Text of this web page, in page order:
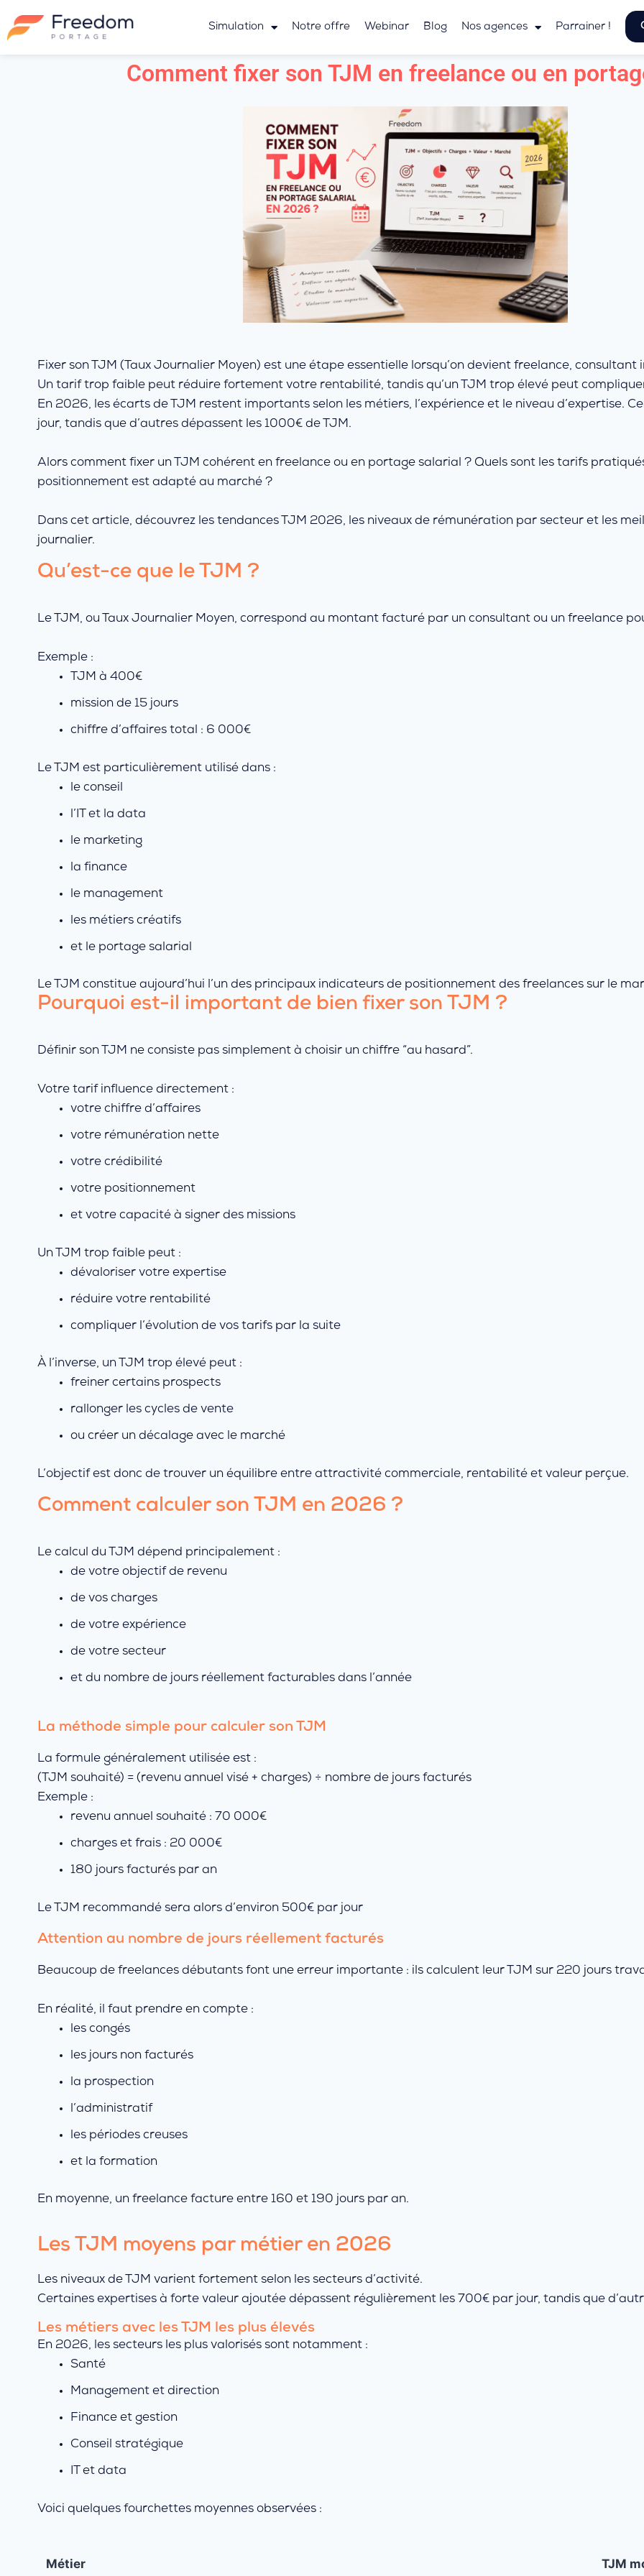
Simulation Notre offre Webinar Blog Nos agences Parrainer !
Comment fixer son TJM en freelance ou en
Fixer son TJM (Taux Journalier Moyen) est une étape essentielle lorsqu’on devient freelance,
Un tarif trop faible peut réduire fortement votre rentabilité, tandis qu’un TJM trop élevé peut
En 2026, les écarts de TJM restent importants selon les métiers, l’expérience et le niveau d’expertise.
jour, tandis que d’autres dépassent les 1000€ de TJM.
Alors comment fixer un TJM cohérent en freelance ou en portage salarial ? Quels sont les tarifs
positionnement est adapté au marché ?
Dans cet article, découvrez les tendances TJM 2026, les niveaux de rémunération par secteur et les
journalier.
Qu’est-ce que le TJM ?
Le TJM, ou Taux Journalier Moyen, correspond au montant facturé par un consultant ou un freelance
Exemple :
TJM à 400€
mission de 15 jours
chiffre d’affaires total : 6 000€
Le TJM est particulièrement utilisé dans :
le conseil
l’IT et la data
le marketing
la finance
le management
les métiers créatifs
et le portage salarial
Le TJM constitue aujourd’hui l’un des principaux indicateurs de positionnement des freelances sur le
Pourquoi est-il important de bien fixer son TJM ?
Définir son TJM ne consiste pas simplement à choisir un chiffre “au hasard”.
Votre tarif influence directement :
votre chiffre d’affaires
votre rémunération nette
votre crédibilité
votre positionnement
et votre capacité à signer des missions
Un TJM trop faible peut :
dévaloriser votre expertise
réduire votre rentabilité
compliquer l’évolution de vos tarifs par la suite
À l’inverse, un TJM trop élevé peut :
freiner certains prospects
rallonger les cycles de vente
ou créer un décalage avec le marché
L’objectif est donc de trouver un équilibre entre attractivité commerciale, rentabilité et valeur perçue.
Comment calculer son TJM en 2026 ?
Le calcul du TJM dépend principalement :
de votre objectif de revenu
de vos charges
de votre expérience
de votre secteur
et du nombre de jours réellement facturables dans l’année
La méthode simple pour calculer son TJM
La formule généralement utilisée est :
(TJM souhaité) = (revenu annuel visé + charges) ÷ nombre de jours facturés
Exemple :
revenu annuel souhaité : 70 000€
charges et frais : 20 000€
180 jours facturés par an
Le TJM recommandé sera alors d’environ 500€ par jour
Attention au nombre de jours réellement facturés
Beaucoup de freelances débutants font une erreur importante : ils calculent leur TJM sur 220 jours
En réalité, il faut prendre en compte :
les congés
les jours non facturés
la prospection
l’administratif
les périodes creuses
et la formation
En moyenne, un freelance facture entre 160 et 190 jours par an.
Les TJM moyens par métier en 2026
Les niveaux de TJM varient fortement selon les secteurs d’activité.
Certaines expertises à forte valeur ajoutée dépassent régulièrement les 700€ par jour, tandis que
Les métiers avec les TJM les plus élevés
En 2026, les secteurs les plus valorisés sont notamment :
Santé
Management et direction
Finance et gestion
Conseil stratégique
IT et data
Voici quelques fourchettes moyennes observées :
Métier TJM